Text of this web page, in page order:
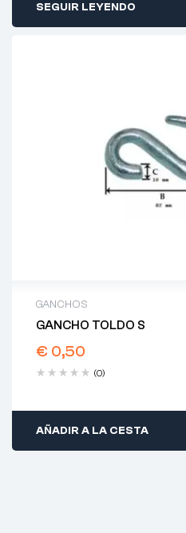
SEGUIR LEYENDO
GANCHOS
GANCHO TOLDO S
€ 0,50
(0)
AÑADIR A LA CESTA